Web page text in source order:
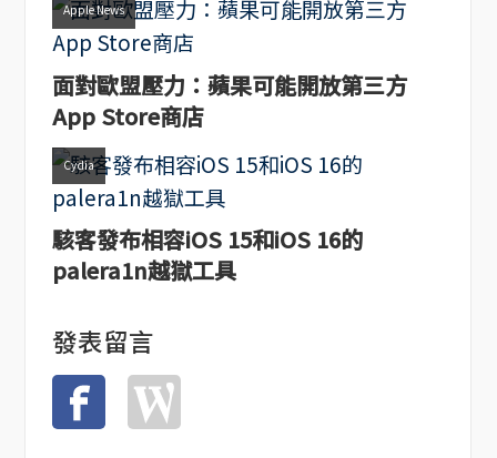
Apple News
面對歐盟壓力：蘋果可能開放第三方
App Store商店
Cydia
駭客發布相容iOS 15和iOS 16的
palera1n越獄工具
發表留言